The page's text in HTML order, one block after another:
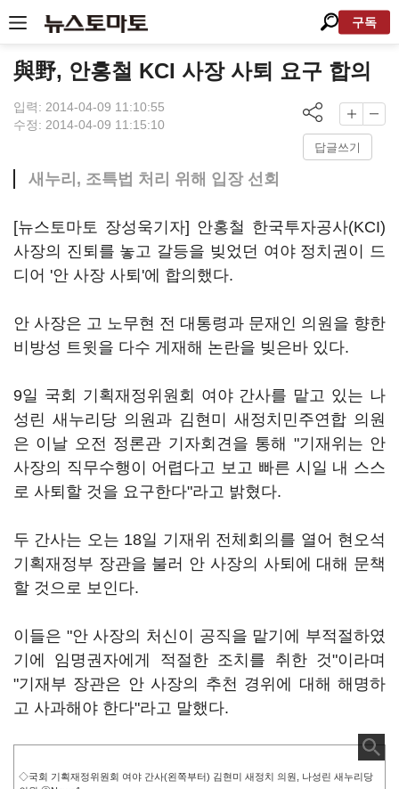
구독
與野, 안홍철 KCI 사장 사퇴 요구 합의
입력: 2014-04-09 11:10:55
수정: 2014-04-09 11:15:10
답글쓰기
새누리, 조특법 처리 위해 입장 선회
[뉴스토마토 장성욱기자] 안홍철 한국투자공사(KCI)
사장의 진퇴를 놓고 갈등을 빚었던 여야 정치권이 드
디어 '안 사장 사퇴'에 합의했다.
안 사장은 고 노무현 전 대통령과 문재인 의원을 향한
비방성 트윗을 다수 게재해 논란을 빚은바 있다.
9일 국회 기획재정위원회 여야 간사를 맡고 있는 나
성린 새누리당 의원과 김현미 새정치민주연합 의원
은 이날 오전 정론관 기자회견을 통해 "기재위는 안
사장의 직무수행이 어렵다고 보고 빠른 시일 내 스스
로 사퇴할 것을 요구한다"라고 밝혔다.
두 간사는 오는 18일 기재위 전체회의를 열어 현오석
기획재정부 장관을 불러 안 사장의 사퇴에 대해 문책
할 것으로 보인다.
이들은 "안 사장의 처신이 공직을 맡기에 부적절하였
기에 임명권자에게 적절한 조치를 취한 것"이라며
"기재부 장관은 안 사장의 추천 경위에 대해 해명하
고 사과해야 한다"라고 말했다.
◇국회 기획재정위원회 여야 간사(왼쪽부터) 김현미 새정치 의원, 나성린 새누리당